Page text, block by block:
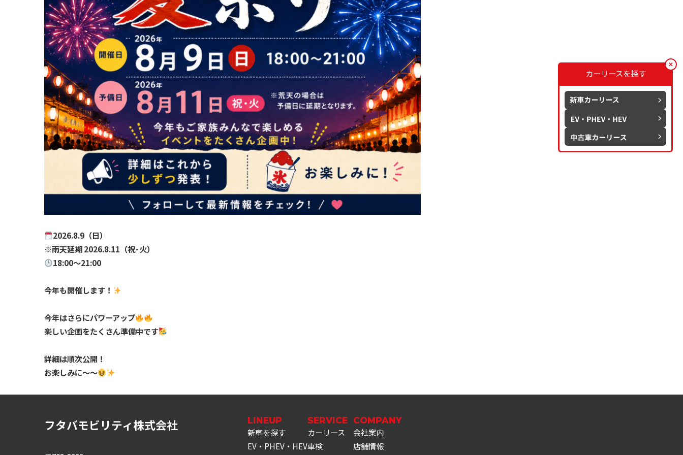
2026.8.9（日）
※雨天延期 2026.8.11（祝･火）
18:00〜21:00
今年も開催します！
今年はさらにパワーアップ
楽しい企画をたくさん準備中です
詳細は順次公開！
お楽しみに〜〜
フタバモビリティ株式会社 LINEUP
新車を探す
EV・PHEV・HEV
SERVICE
カーリース
車検
COMPANY
会社案内
店舗情報
カーリースを探す